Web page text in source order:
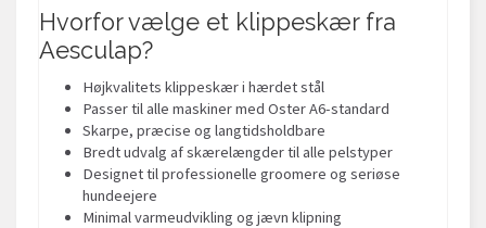
Hvorfor vælge et klippeskær fra
Aesculap?
Højkvalitets klippeskær i hærdet stål
Passer til alle maskiner med Oster A6-standard
Skarpe, præcise og langtidsholdbare
Bredt udvalg af skærelængder til alle pelstyper
Designet til professionelle groomere og seriøse
hundeejere
Minimal varmeudvikling og jævn klipning